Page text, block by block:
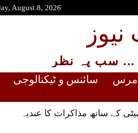
August 8, 2026
سب پہ نظر
سائنس و ٹیکنالوجی
کے ساتھ مذاکرات کا عندیہ